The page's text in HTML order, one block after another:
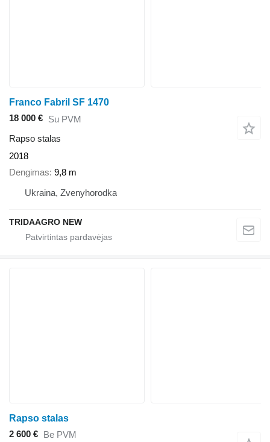
Franco Fabril SF 1470
18 000 € Su PVM
Rapso stalas
2018
Dengimas 9,8 m
Ukraina, Zvenyhorodka
TRIDAAGRO NEW
Rapso stalas
2 600 €
Be PVM